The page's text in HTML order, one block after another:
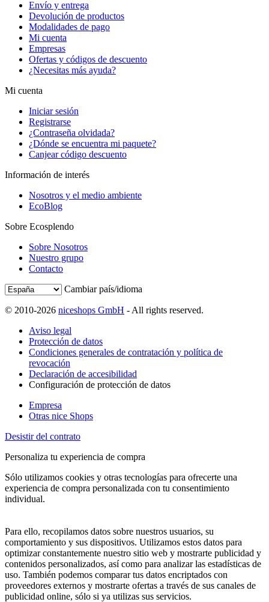
Envío y entrega
Devolución de productos
Modalidades de pago
Mi cuenta
Empresas
Ofertas y códigos de descuento
¿Necesitas más ayuda?
Mi cuenta
Iniciar sesión
Registrarse
¿Contraseña olvidada?
¿Dónde se encuentra mi paquete?
Canjear código descuento
Información de interés
Nosotros y el medio ambiente
EcoBlog
Sobre Ecosplendo
Sobre Nosotros
Nuestro grupo
Contacto
Cambiar país/idioma
© 2010-2026 niceshops GmbH - All rights reserved.
Aviso legal
Protección de datos
Condiciones generales de contratación y política de
revocación
Declaración de accesibilidad
Configuración de protección de datos
Empresa
Otras nice Shops
Desistir del contrato
Personaliza tu experiencia de compra
Sólo utilizamos cookies y otras tecnologías para ofrecerte una
experiencia de compra personalizada con tu consentimiento
individual.
Para ello, recopilamos datos sobre nuestros usuarios, su
comportamiento y sus dispositivos. Utilizamos estos datos para
optimizar constantemente nuestro sitio web y mostrarte publicidad y
contenidos personalizados, así como para analizar las estadísticas de
uso. También podemos comparar tus datos encriptados con
proveedores externos y mostrarte ofertas a través de sus canales de
publicidad online, sólo si ya utilizas sus servicios.